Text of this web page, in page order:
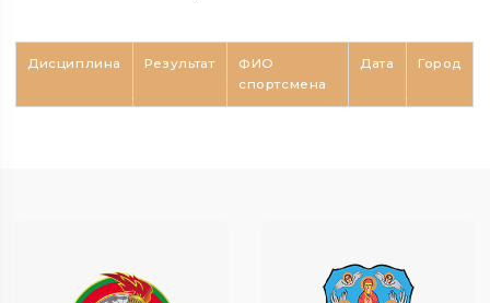
Дисциплина Результат
ФИО
спортсмена
Дата Город